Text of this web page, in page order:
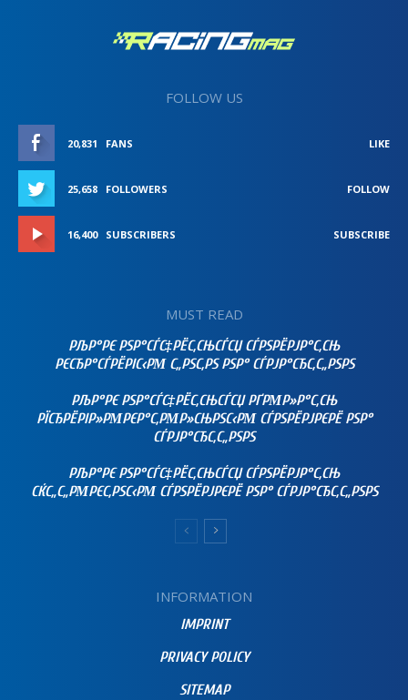
FOLLOW US
20,831 FANS LIKE
25,658 FOLLOWERS FOLLOW
16,400 SUBSCRIBERS SUBSCRIBE
MUST READ
РЉР°РЄ РЅР°СЃС‡РЁС‚СЊСЃСЏ СЃРЅРЁРЈР°С‚СЊ
РЄСЂР°СЃРЁРІС‹РΜ С„РЅС‚РЅ РЅР° СЃРЈР°СЂС‚С„РЅРЅ
РЉР°РЄ РЅР°СЃС‡РЁС‚СЊСЃСЏ РҐРΜР»Р°С‚СЊ
РЇСЂРЁРІР»РΜРЄР°С‚РΜР»СЊРЅС‹РΜ СЃРЅРЁРЈРЄРЁ РЅР°
СЃРЈР°СЂС‚С„РЅРЅ
РЉР°РЄ РЅР°СЃС‡РЁС‚СЊСЃСЏ СЃРЅРЁРЈР°С‚СЊ
СЌС„С„РΜРЄС‚РЅС‹РΜ СЃРЅРЁРЈРЄРЁ РЅР° СЃРЈР°СЂС‚С„РЅРЅ
INFORMATION
IMPRINT
PRIVACY POLICY
SITEMAP